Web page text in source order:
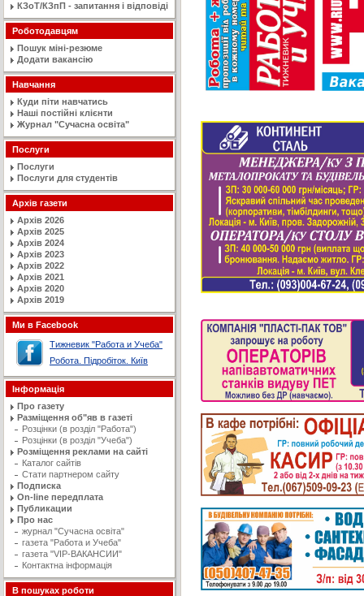
КЗоТ/КЗпП - запитання і відповіді
Роботодавцям
Пошук міні-резюме
Додати вакансію
Навчання
Куди піти навчатись
Наші постійні клієнти
Журнал "Сучасна освiта"
Послуги
Послуги
Послуги для студентів
Архів газети
Архів 2026
Архів 2025
Архів 2024
Архів 2023
Архів 2022
Архів 2021
Архів 2020
Архів 2019
Ми в Facebook
Тижневик "Работа и Учеба"
Робота. Підробіток. Київ
Інформація
Про газету
Разміщення об"яв в газеті
Розцінки (в розділ "Работа")
Розцінки (в розділ "Учеба")
Розміщення реклами на сайті
Каталог сайтів
Стати партнером сайту
Подписка
On-line передплата
Публикации
Про нас
журнал "Сучасна освiта"
газета "Работа и Учеба"
газета "VIP-ВАКАНСИИ"
Контактна інформація
В пошуках роботи